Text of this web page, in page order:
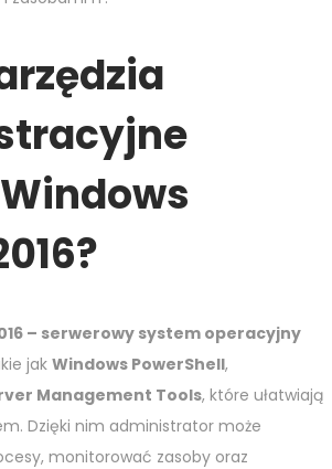
– serwerowy system operacyjny
jak Windows PowerShell,
Management Tools, które ułatwiają
Dzięki nim administrator może
monitorować zasoby oraz